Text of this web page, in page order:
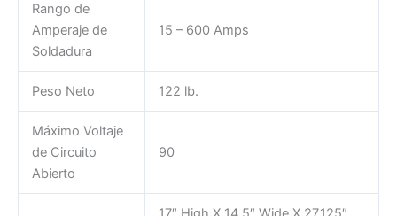
Rango de
Amperaje de
Soldadura
15 – 600 Amps
Peso Neto 122 lb.
Máximo Voltaje
de Circuito
Abierto
90